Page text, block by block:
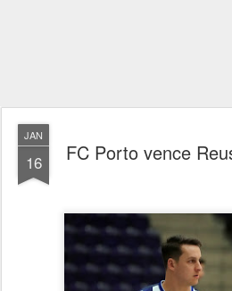
JAN
16 FC Porto vence